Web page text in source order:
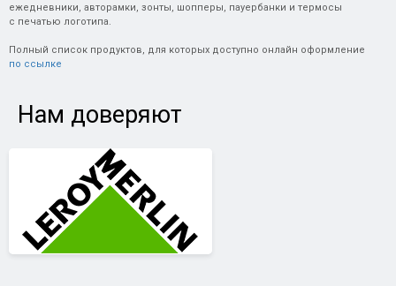
ежедневники, авторамки, зонты, шопперы, пауербанки и термосы
с печатью логотипа.
Полный список продуктов, для которых доступно онлайн оформление
по ссылке
Нам доверяют